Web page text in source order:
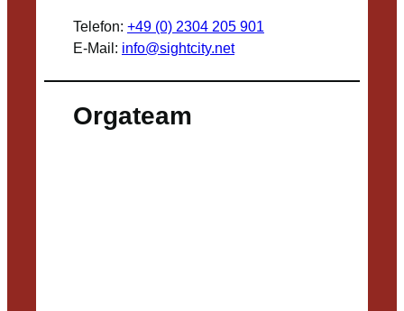
Telefon: +49 (0) 2304 205 901
E-Mail: info@sightcity.net
Orgateam